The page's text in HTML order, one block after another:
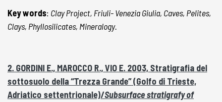
Key words: Clay Project, Friuli- Venezia Giulia, Caves, Pelites,
Clays, Phyllosilicates, Mineralogy.
2. GORDINI E., MAROCCO R., VIO E. 2003, Stratigrafia del
sottosuolo della “Trezza Grande” (Golfo di Trieste,
Adriatico settentrionale)/Subsurface stratigrafy of